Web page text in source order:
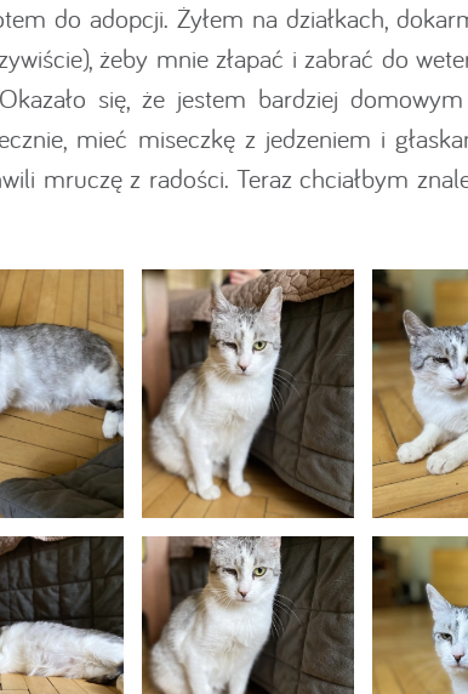
do adopcji. Żyłem na działkach,
żeby mnie złapać i zabrać do
się, że jestem bardziej
mieć miseczkę z jedzeniem i
mruczę z radości. Teraz chciałbym